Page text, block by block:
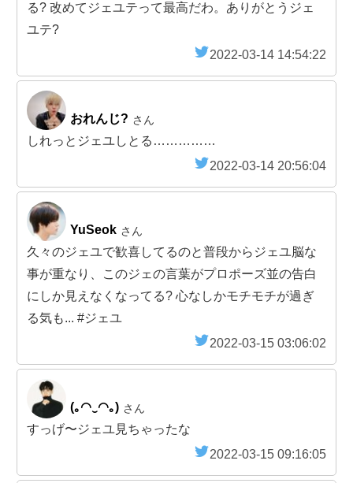
る? 改めてジェユテって最高だわ。ありがとうジェ
ユテ?
2022-03-14 14:54:22
おれんじ? さん
しれっとジェユしとる……………
2022-03-14 20:56:04
YuSeok さん
久々のジェユで歓喜してるのと普段からジェユ脳な
事が重なり、このジェの言葉がプロポーズ並の告白
にしか見えなくなってる? 心なしかモチモチが過ぎ
る気も... #ジェユ
2022-03-15 03:06:02
(｡◠‿◠｡) さん
すっげ〜ジェユ見ちゃったな
2022-03-15 09:16:05